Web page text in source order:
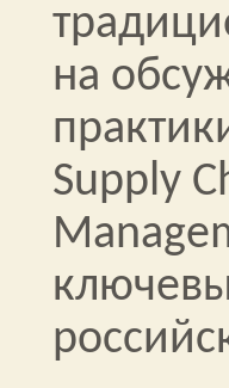
на
Supply